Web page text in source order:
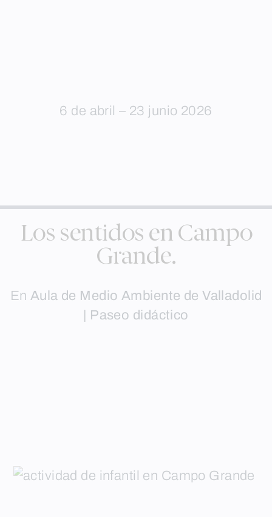
6 de abril – 23 junio 2026
Los sentidos en Campo
Grande.
En Aula de Medio Ambiente de Valladolid
| Paseo didáctico